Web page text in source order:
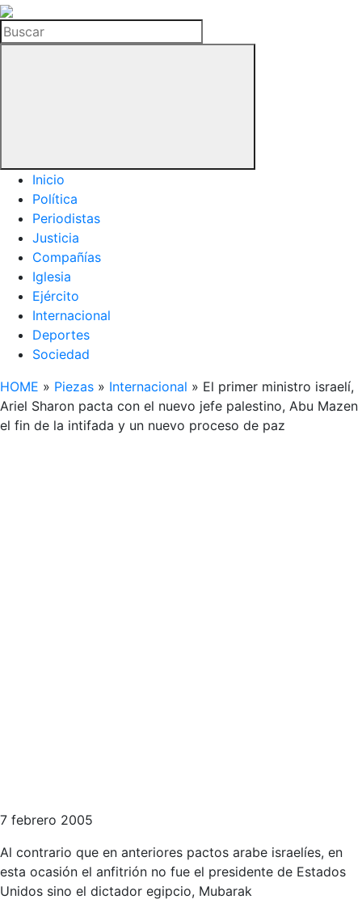
La
Hemeroteca
del
Buscar
Inicio
Política
Periodistas
Justicia
Compañías
Iglesia
Ejército
Internacional
Deportes
Sociedad
HOME » Piezas » Internacional » El primer ministro israelí,
Ariel Sharon pacta con el nuevo jefe palestino, Abu Mazen
el fin de la intifada y un nuevo proceso de paz
7 febrero 2005
Al contrario que en anteriores pactos arabe israelíes, en
esta ocasión el anfitrión no fue el presidente de Estados
Unidos sino el dictador egipcio, Mubarak